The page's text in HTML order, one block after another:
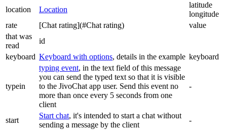
location Location
latitude
longitude
rate
[Chat rating](#Chat rating)
value
that was
read
id
keyboard Keyboard with options, details in the example keyboard
typein
typing event, in the text field of this message
you can send the typed text so that it is visible
to the JivoChat app user. Send this event no
more than once every 5 seconds from one
client
-
start
Start chat, it's intended to start a chat without
sending a message by the client
-